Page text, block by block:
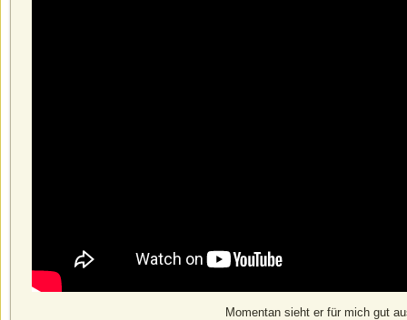
Momentan sieht er für mich gut